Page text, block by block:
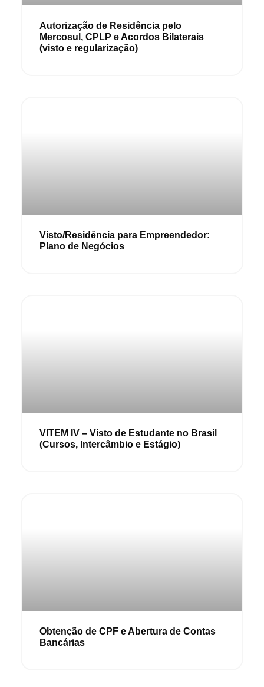
Autorização de Residência pelo
Mercosul, CPLP e Acordos Bilaterais
(visto e regularização)
Visto/Residência para Empreendedor:
Plano de Negócios
VITEM IV – Visto de Estudante no Brasil
(Cursos, Intercâmbio e Estágio)
Obtenção de CPF e Abertura de Contas
Bancárias